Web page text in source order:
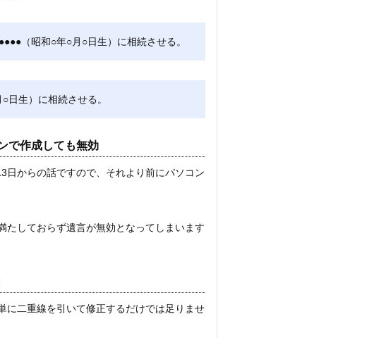
（昭和○年○月○日生）に相続させる。
日生）に相続させる。
で作成しても無効
日からの話ですので、それより前にパソコン
たしておらず遺言が無効となってしまいます
に二重線を引いて修正するだけでは足りませ